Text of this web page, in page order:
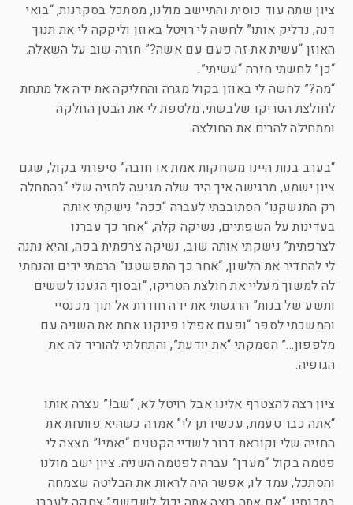
ציון שתה עוד כוסית והתיישב מולנו, מסתכל בסקרנות, “בואי
דנה, נדליק אותו” לחשה לי רויטל באוזן וליקקה לי את תנוך
האוזן “עשית את זה פעם עם אשה?” חזרה שוב על השאלה.
“כן” לחשתי חזרה “עשיתי”.
“מה?” לחשה לי באוזן בקול מגרה והחליקה את ידה אל מתחת
לחולצת הטריקו שלבשתי, מלטפת לי את הבטן החלקה
ומתחילה להרים את החולצה.
“בערב בנות היינו משחקות אמת או חובה” סיפרתי בקול, שגם
ציון ישמע, מרגישה איך היד שלה מגיעה לחזיה שלי “בהתחלה
רק התנשקנו” הסתובבתי לעברה “ככה” נישקתי אותה
בעדינות על השפתיים, נשיקה קלה, “אחר כך עברנו
לצרפתית” נישקתי אותה שוב, נשיקה צרפתית בפה, והיא נתנה
לי להחדיר את הלשון, “אחר כך התפשטנו” הרמתי ידים והנחתי
לה למשוך מעליי את חולצת הטריקו, “ובסוף הגענו לששים
ותשע של בנות” הרגשתי את ידה חודרת אל תוך מכנסיי
והמשכתי לספר “ופעם אפילו פינקנו אחת את השניה עם
מלפפון…” הסמקתי “את יודעת”, והתחלתי להוריד לה את
הגופיה.
ציון רצה להצטרף אלינו אבל רויטל לא, “שב!” עצרה אותו
“אתה כבר טעמת, עכשיו תן לי” אמרה כשהיא פותחת את
החזיה שלי וקוראת דרור לשדיי הקטנים “יאמי!” מצצה לי
פטמה בקול “מעדן” עברה לפטמה השניה. ציון ישב מולנו
והסתכל, עמד לו, אפשר היה לראות את הבליטה שצמחה